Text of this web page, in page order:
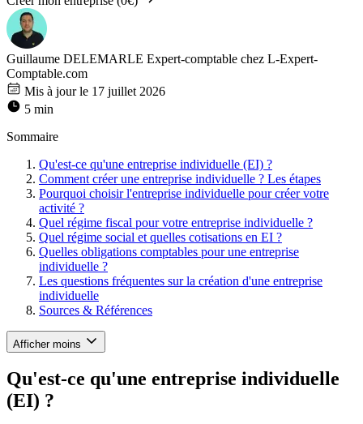
Guillaume DELEMARLE Expert-comptable chez L-Expert-
Comptable.com
Mis à jour le 17 juillet 2026
5 min
Sommaire
Qu'est-ce qu'une entreprise individuelle (EI) ?
Comment créer une entreprise individuelle ? Les étapes
Pourquoi choisir l'entreprise individuelle pour créer votre
activité ?
Quel régime fiscal pour votre entreprise individuelle ?
Quel régime social et quelles cotisations en EI ?
Quelles obligations comptables pour une entreprise
individuelle ?
Les questions fréquentes sur la création d'une entreprise
individuelle
Sources & Références
Afficher moins
Qu'est-ce qu'une entreprise individuelle
(EI) ?